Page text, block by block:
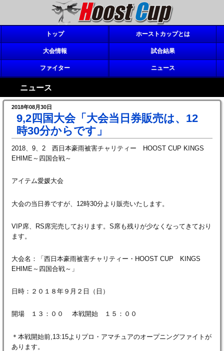
トップ ホーストカップとは
大会情報 試合結果
ファイター ニュース
ニュース
2018年08月30日
9,2四国大会「大会当日券販売は、12
時30分からです」
2018、9、2 西日本豪雨被害チャリティー HOOST CUP KINGS
EHIME～四国合戦～
アイテム愛媛大会
大会の当日券ですが、12時30分より販売いたします。
VIP席、RS席完売しております。S席も残りが少なくなってきており
ます。
大会名：「西日本豪雨被害チャリティー・HOOST CUP KINGS
EHIME～四国合戦～」
日時：２０１８年９月２日（日）
開場 １３：００ 本戦開始 １５：００
＊本戦開始前,13:15よりプロ・アマチュアのオープニングファイトが
あります。